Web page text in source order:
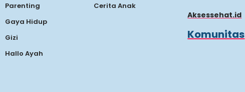
Parenting
Gaya Hidup
Gizi
Hallo Ayah
Cerita Anak
Aksessehat.id
Komunitas